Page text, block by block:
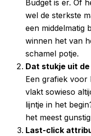
Budget is er. Of
wel de sterkste
een middelmatig
winnen het van
schamel potje.
Dat stukje uit
Een grafiek voor
vlakt sowieso
lijntje in het
het meest
Last-click